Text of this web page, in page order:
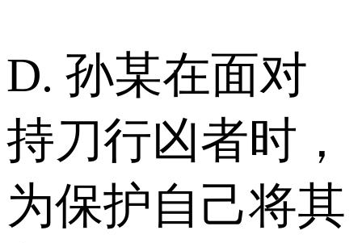
D. 孙某在面对
持刀行凶者时，
为保护自己将其